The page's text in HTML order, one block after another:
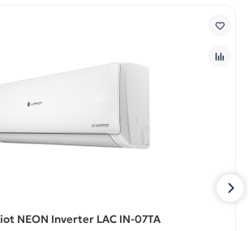
NEON Inverter LAC IN-07TA